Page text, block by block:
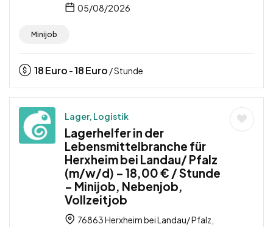
05/08/2026
Minijob
18Euro -18Euro / Stunde
Lager, Logistik
Lagerhelfer in der
Lebensmittelbranche für
Herxheim bei Landau/ Pfalz
(m/w/d) – 18,00 € / Stunde
– Minijob, Nebenjob,
Vollzeitjob
76863 Herxheim bei Landau/ Pfalz,